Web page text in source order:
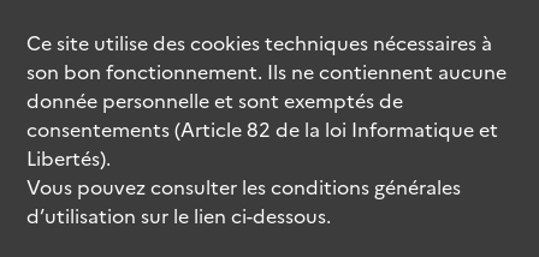
Ce site utilise descookiestechniques nécessaires à
son bon fonctionnement. Ils ne contiennent aucune
donnée personnelle et sont exemptés de
consentements (Article 82 de la loi Informatique et
Libertés).
Vous pouvez consulter les conditions générales
d’utilisation sur le lien ci-dessous.